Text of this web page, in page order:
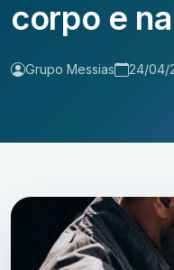
corpo e
Grupo Messias 24/04/